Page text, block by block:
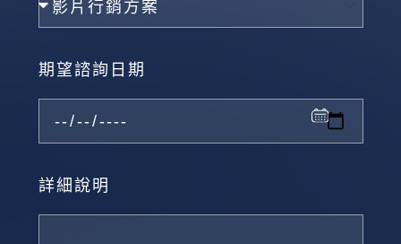
期望諮詢日期
詳細說明